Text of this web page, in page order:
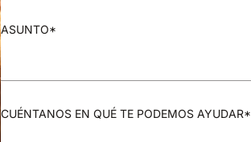
ASUNTO*
CUÉNTANOS EN QUÉ TE PODEMOS AYUDAR*